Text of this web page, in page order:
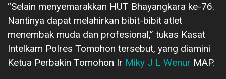
“Selain menyemarakkan HUT Bhayangkara ke-76.
Nantinya dapat melahirkan bibit-bibit atlet
menembak muda dan profesional,” tukas Kasat
Intelkam Polres Tomohon tersebut, yang diamini
Ketua Perbakin Tomohon Ir Miky J L Wenur MAP.